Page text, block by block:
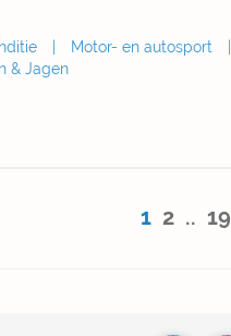
Motor- en autosport
& Jagen
1 2 .. 19